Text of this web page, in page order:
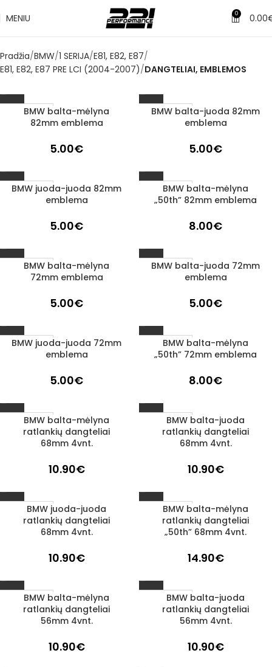
MENIU 0 0.00
Pradžia BMW 1 SERIJA E81, E82, E87
E81, E82, E87 PRE LCI (2004-2007) DANGTELIAI, EMBLEMOS
1–3 D. D.
BMW balta-mėlyna
82mm emblema
5.00€
1–3 D. D.
BMW balta-juoda 82mm
emblema
5.00€
1–3 D. D.
BMW juoda-juoda 82mm
emblema
5.00€
1–3 D. D.
BMW balta-mėlyna
„50th” 82mm emblema
8.00€
1–3 D. D.
BMW balta-mėlyna
72mm emblema
5.00€
1–3 D. D.
BMW balta-juoda 72mm
emblema
5.00€
1–3 D. D.
BMW juoda-juoda 72mm
emblema
5.00€
1–3 D. D.
BMW balta-mėlyna
„50th” 72mm emblema
8.00€
1–3 D. D.
BMW balta-mėlyna
ratlankių dangteliai
68mm 4vnt.
10.90€
1–3 D. D.
BMW balta-juoda
ratlankių dangteliai
68mm 4vnt.
10.90€
1–3 D. D.
BMW juoda-juoda
ratlankių dangteliai
68mm 4vnt.
10.90€
1–3 D. D.
BMW balta-mėlyna
ratlankių dangteliai
„50th” 68mm 4vnt.
14.90€
1–3 D. D.
BMW balta-mėlyna
ratlankių dangteliai
56mm 4vnt.
10.90€
1–3 D. D.
BMW balta-juoda
ratlankių dangteliai
56mm 4vnt.
10.90€